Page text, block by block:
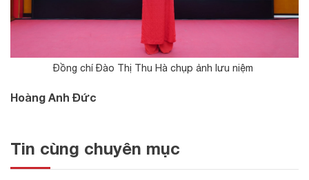
Đồng chí Đào Thị Thu Hà chụp ảnh lưu niệm
Hoàng Anh Đức
Tin cùng chuyên mục